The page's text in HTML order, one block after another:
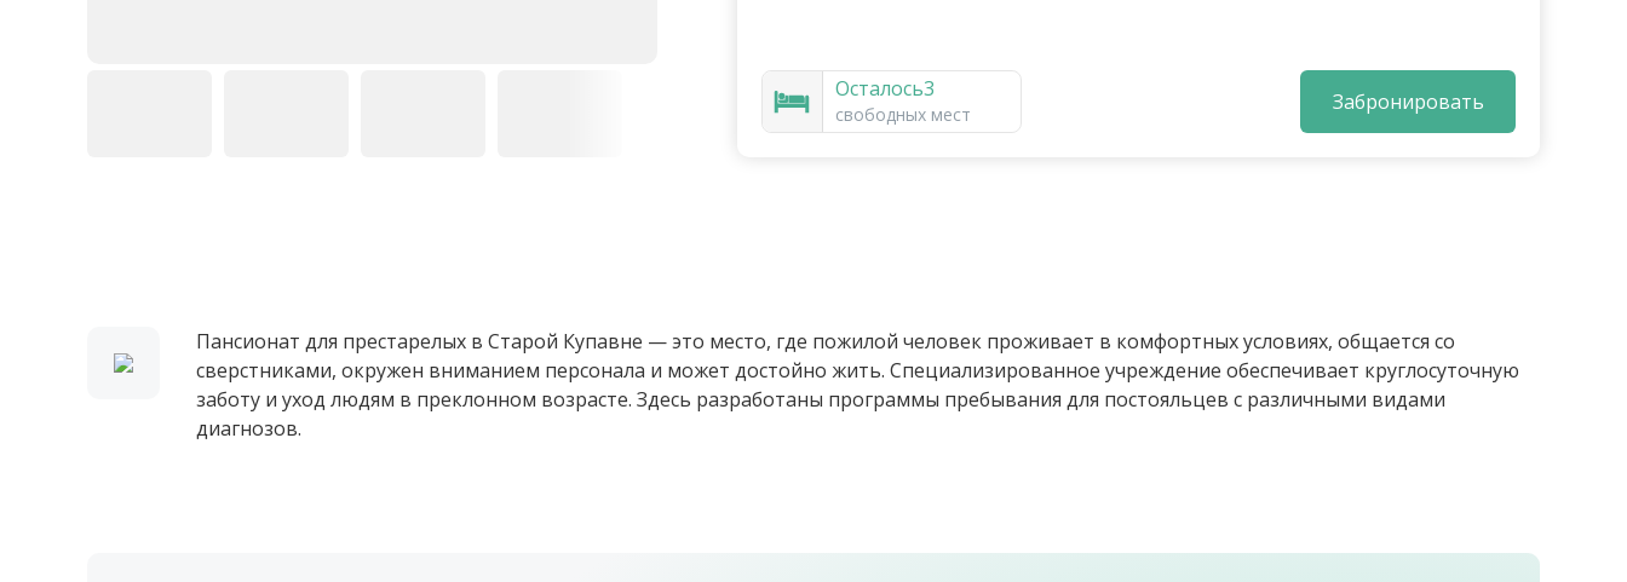
Осталось3
свободных мест Забронировать
Пансионат для престарелых в Старой Купавне — это место, где пожилой человек проживает в комфортных условиях, общается со
сверстниками, окружен вниманием персонала и может достойно жить. Специализированное учреждение обеспечивает круглосуточную
заботу и уход людям в преклонном возрасте. Здесь разработаны программы пребывания для постояльцев с различными видами
диагнозов.